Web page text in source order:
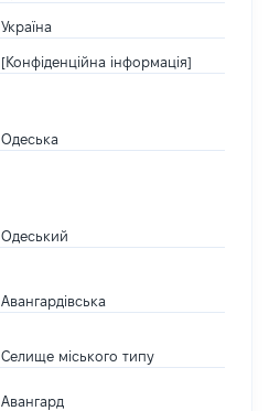
Україна
[Конфіденційна інформація]
Одеська
Одеський
Авангардівська
Селище міського типу
Авангард